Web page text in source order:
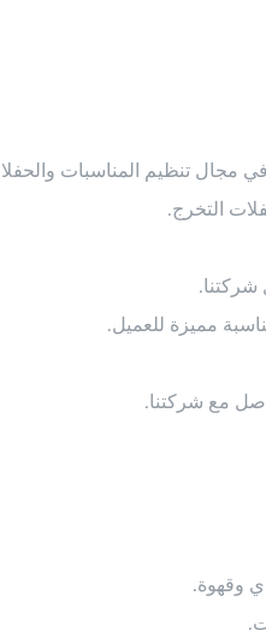
مجال تنظيم المناسبات
التخرج.
شركتنا.
مميزة للعميل.
مع شركتنا.
وقهوة.